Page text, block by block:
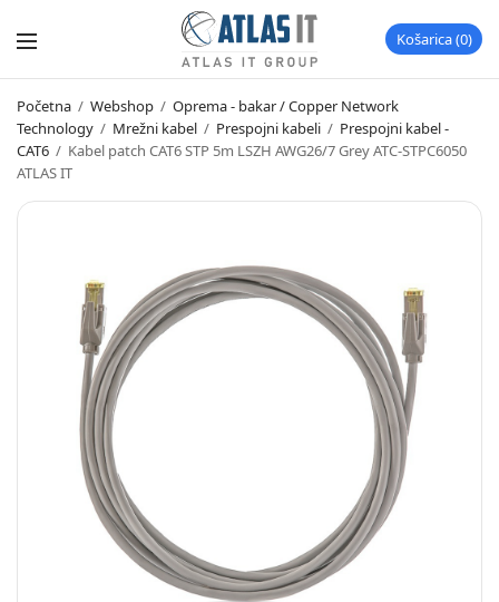
Košarica 0
Početna / Webshop / Oprema - bakar / Copper Network
Technology / Mrežni kabel / Prespojni kabeli / Prespojni kabel -
CAT6 / Kabel patch CAT6 STP 5m LSZH AWG26/7 Grey ATC-STPC6050
ATLAS IT